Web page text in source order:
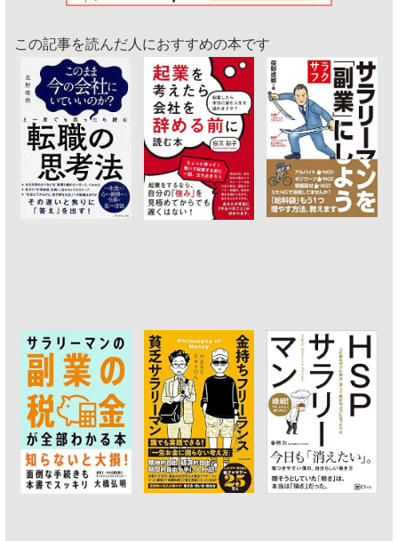
この記事を読んだ人におすすめの本です